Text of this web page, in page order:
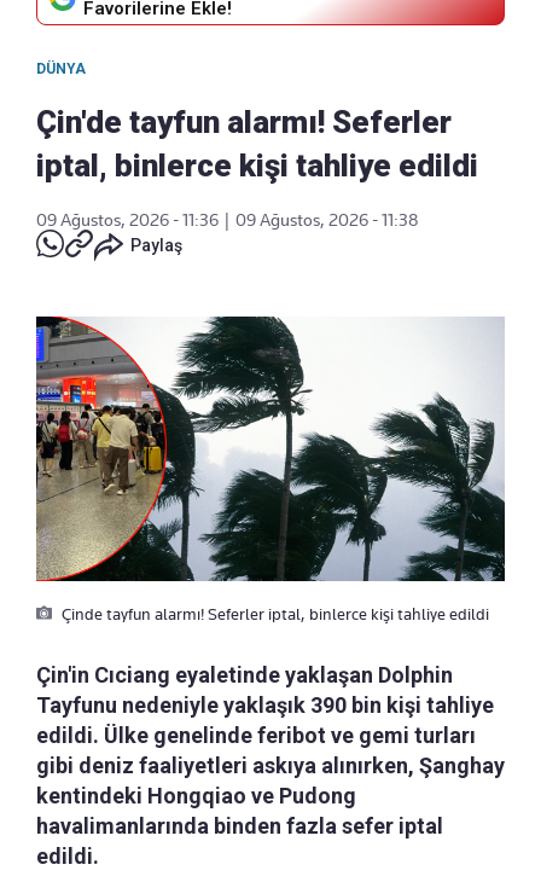
Favorilerine Ekle!
DÜNYA
Çin'de tayfun alarmı! Seferler
iptal, binlerce kişi tahliye edildi
09 Ağustos, 2026 - 11:36
09 Ağustos, 2026 - 11:38
Paylaş
Çinde tayfun alarmı! Seferler iptal, binlerce kişi tahliye edildi
Çin'in Cıciang eyaletinde yaklaşan Dolphin
Tayfunu nedeniyle yaklaşık 390 bin kişi tahliye
edildi. Ülke genelinde feribot ve gemi turları
gibi deniz faaliyetleri askıya alınırken, Şanghay
kentindeki Hongqiao ve Pudong
havalimanlarında binden fazla sefer iptal
edildi.